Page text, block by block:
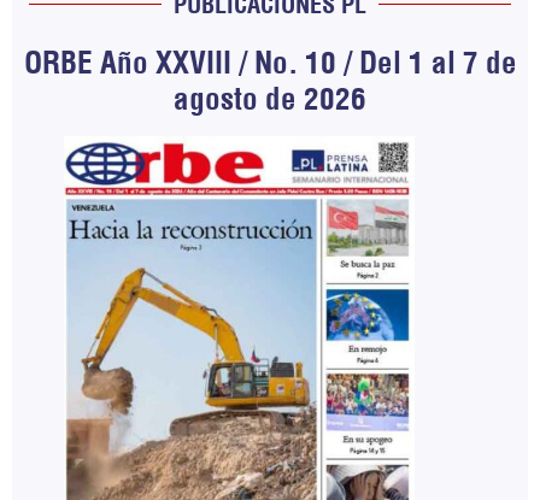
ORBE Año XXVIII / No. 10 / Del 1 al 7 de
agosto de 2026